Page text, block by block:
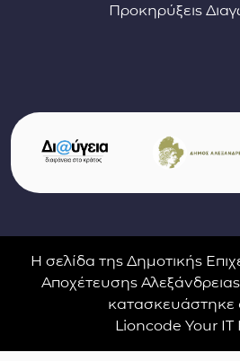
Προκηρύξεις
Σύνδεσμοι φορέων
(ανοίγει σε
Η σελίδα της Δημοτικής
Αποχέτευσης
κατασκευάστηκε
Lioncode Your IT